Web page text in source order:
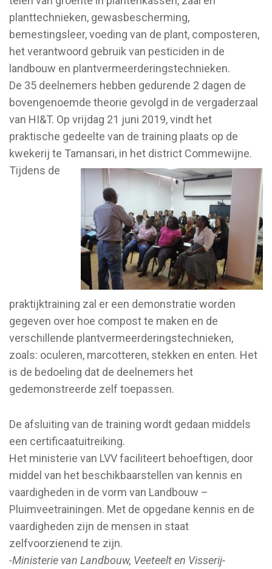
planttechnieken, gewasbescherming,
bemestingsleer, voeding van de plant, composteren,
het verantwoord gebruik van pesticiden in de
landbouw en plantvermeerderingstechnieken.
De 35 deelnemers hebben gedurende 2 dagen de
bovengenoemde theorie gevolgd in de vergaderzaal
van HI&T. Op vrijdag 21 juni 2019, vindt het
praktische gedeelte van de training plaats op de
kwekerij te Tamansari, in het district Commewijne.
Tijdens de
praktijktraining zal er een demonstratie worden
gegeven over hoe compost te maken en de
verschillende plantvermeerderingstechnieken,
zoals: oculeren, marcotteren, stekken en enten. Het
is de bedoeling dat de deelnemers het
gedemonstreerde zelf toepassen.
De afsluiting van de training wordt gedaan middels
een certificaatuitreiking.
Het ministerie van LVV faciliteert behoeftigen, door
middel van het beschikbaarstellen van kennis en
vaardigheden in de vorm van Landbouw –
Pluimveetrainingen. Met de opgedane kennis en de
vaardigheden zijn de mensen in staat
zelfvoorzienend te zijn.
-Ministerie van Landbouw, Veeteelt en Visserij-